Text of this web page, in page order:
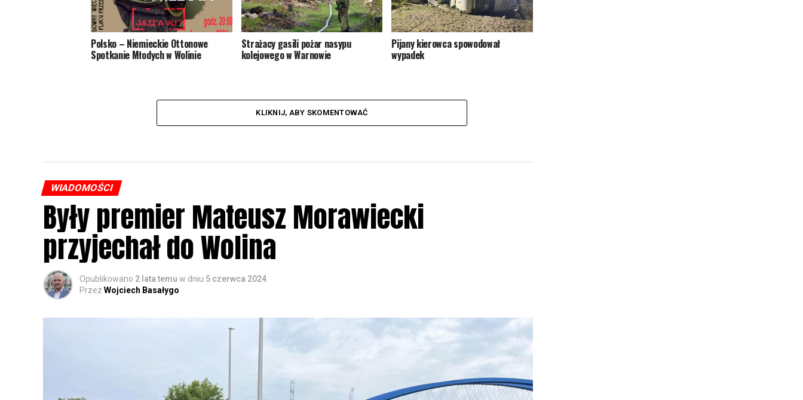
Polsko – Niemieckie Ottonowe
Spotkanie Młodych w Wolinie
Strażacy gasili pożar nasypu
kolejowego w Warnowie
Pijany kierowca spowodował
wypadek
KLIKNIJ, ABY SKOMENTOWAĆ
WIADOMOŚCI
Były premier Mateusz Morawiecki
przyjechał do Wolina
Opublikowano 2 lata temu w dniu 5 czerwca 2024
Przez Wojciech Basałygo